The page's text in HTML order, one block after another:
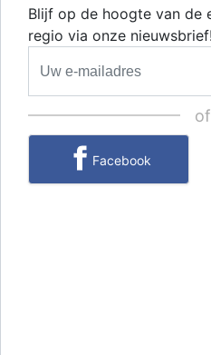
Blijf op de hoogte van de
regio via onze nieuwsbrief!
of
Facebook